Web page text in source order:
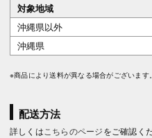
対象地域
沖縄県以外
沖縄県
※商品により送料が異なる場合がございます。
配送方法
詳しくは こちらのページをご確認く